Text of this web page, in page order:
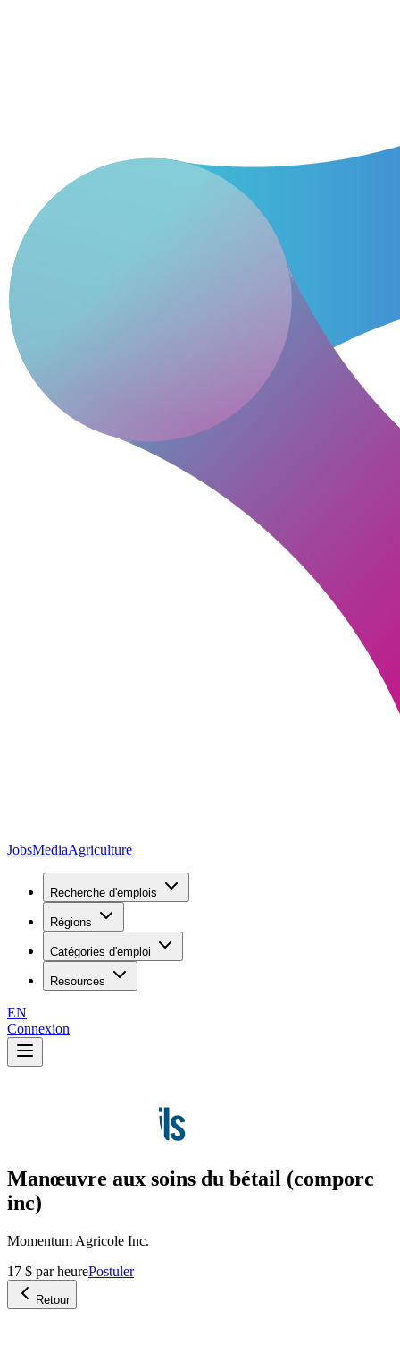
JobsMediaAgriculture
Recherche d'emplois
Régions
Catégories d'emploi
Resources
EN
Connexion
Manœuvre aux soins du bétail (comporc
inc)
Momentum Agricole Inc.
17 $ par heurePostuler
Retour